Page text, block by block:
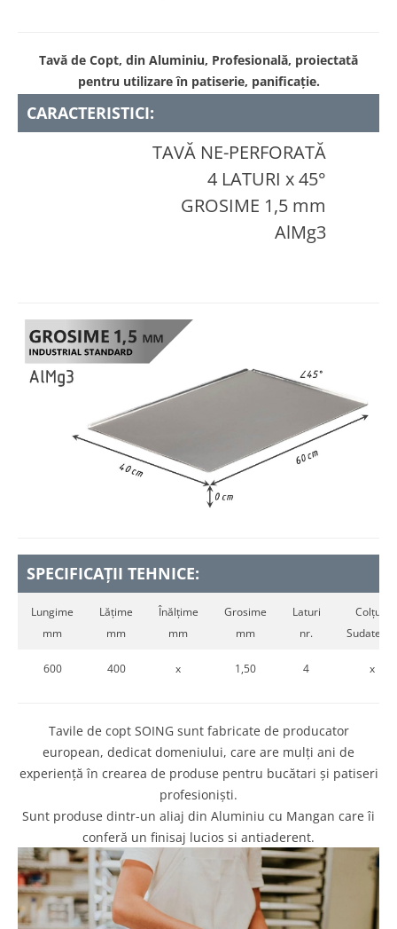
Tavă de Copt, din Aluminiu, Profesională, proiectată
pentru utilizare în patiserie, panificație.
CARACTERISTICI:
TAVĂ NE-PERFORATĂ
4 LATURI x 45°
GROSIME 1,5 mm
AlMg3
SPECIFICAȚII TEHNICE:
Lungime
mm
Lățime
mm
Înălțime
mm
Grosime
mm
Laturi
nr.
Colțuri
Sudate nr.
600 400 x 1,50 4 x
Tavile de copt SOING sunt fabricate de producator
european, dedicat domeniului, care are mulți ani de
experiență în crearea de produse pentru bucătari și patiseri
profesioniști.
Sunt produse dintr-un aliaj din Aluminiu cu Mangan care îi
conferă un finisaj lucios si antiaderent.